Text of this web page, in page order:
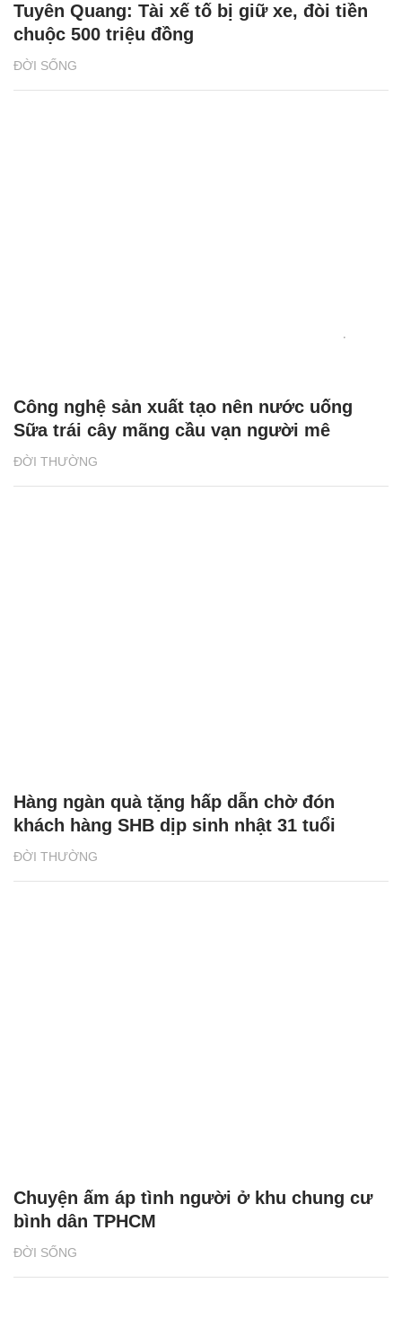
ĐỜI SỐNG
Tuyên Quang: Tài xế tố bị giữ xe, đòi tiền
chuộc 500 triệu đồng
ĐỜI THƯỜNG
Công nghệ sản xuất tạo nên nước uống
Sữa trái cây mãng cầu vạn người mê
ĐỜI THƯỜNG
Hàng ngàn quà tặng hấp dẫn chờ đón
khách hàng SHB dịp sinh nhật 31 tuổi
ĐỜI SỐNG
Chuyện ấm áp tình người ở khu chung cư
bình dân TPHCM